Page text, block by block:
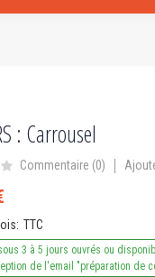
: Carrousel
Commentaire (0)
TTC
3 à 5 jours ouvrés ou
de l'email "préparation de